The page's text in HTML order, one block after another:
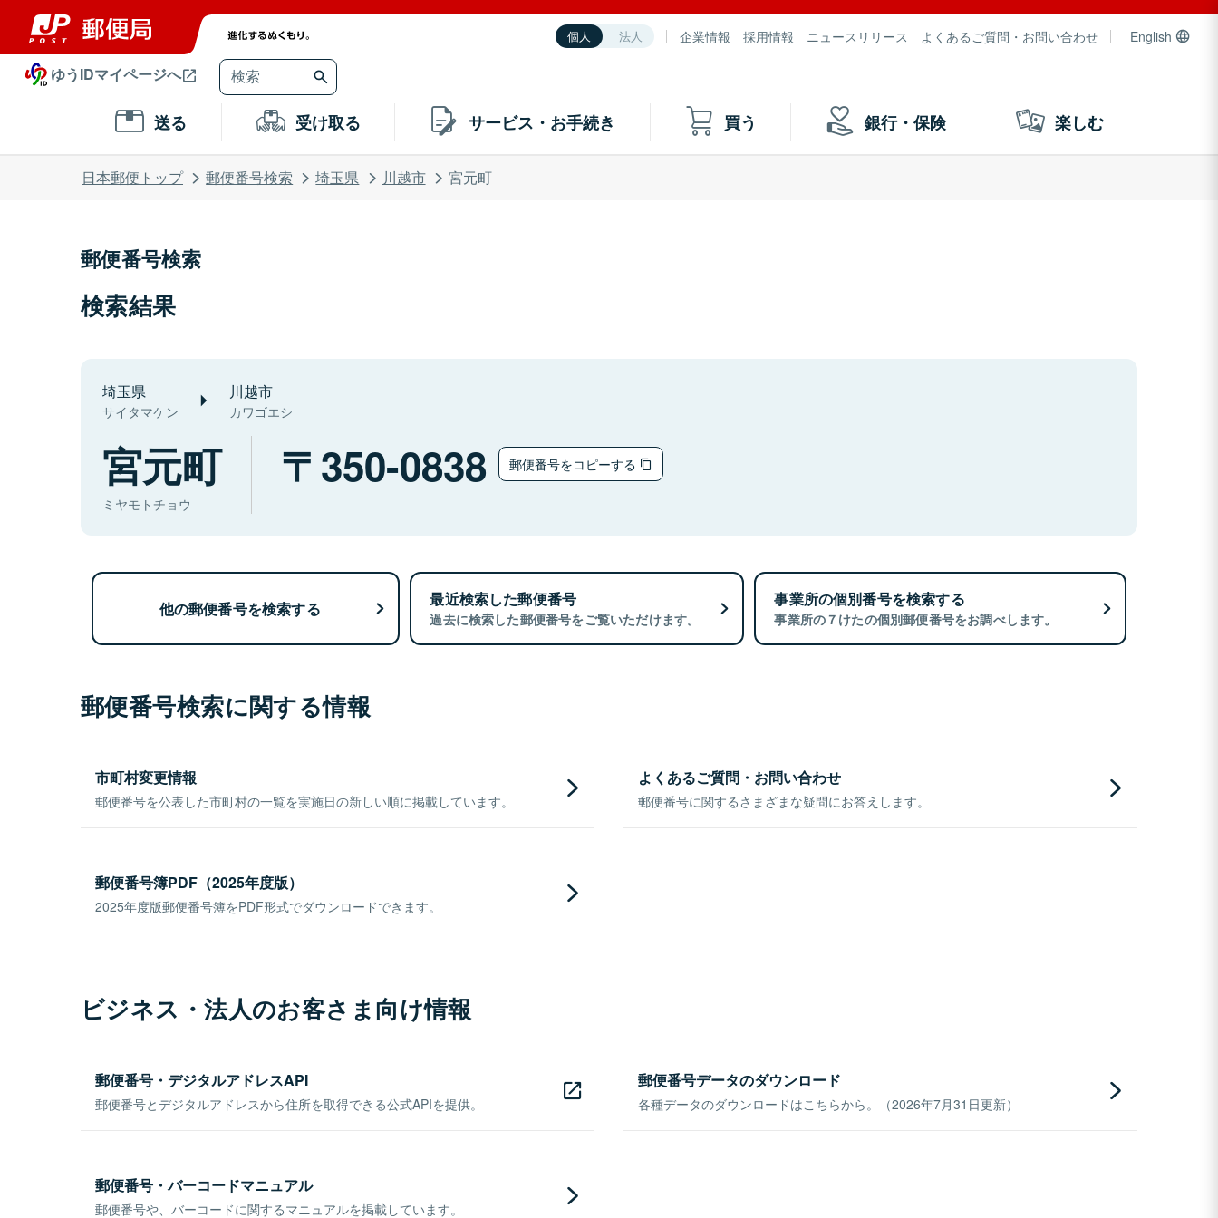
個人 法人 企業情報 採用情報 ニュースリリース よくあるご質問・お問い合わせ English
ゆうIDマイページへ
送る 受け取る サービス・お手続き 買う 銀行・保険 楽しむ
日本郵便トップ 郵便番号検索 埼玉県 川越市 宮元町
郵便番号検索
検索結果
埼玉県
サイタマケン
川越市
カワゴエシ
宮元町
ミヤモトチョウ
350-0838 郵便番号をコピーする
他の郵便番号を検索する 最近検索した郵便番号
過去に検索した郵便番号をご覧いただけます。
事業所の個別番号を検索する
事業所の７けたの個別郵便番号をお調べします。
郵便番号検索に関する情報
市町村変更情報
郵便番号を公表した市町村の一覧を実施日の新しい順に掲載しています。
よくあるご質問・お問い合わせ
郵便番号に関するさまざまな疑問にお答えします。
郵便番号簿PDF（2025年度版）
2025年度版郵便番号簿をPDF形式でダウンロードできます。
ビジネス・法人のお客さま向け情報
郵便番号・デジタルアドレスAPI
郵便番号とデジタルアドレスから住所を取得できる公式APIを提供。
郵便番号データのダウンロード
各種データのダウンロードはこちらから。（2026年7月31日更新）
郵便番号・バーコードマニュアル
郵便番号や、バーコードに関するマニュアルを掲載しています。